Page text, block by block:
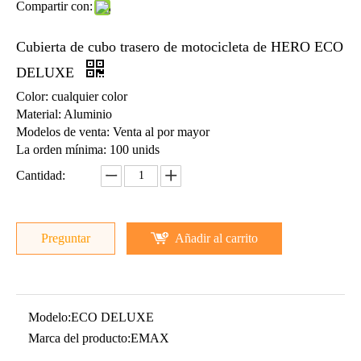
Carburador Motocicleta De HERO ECO DELUXE.
Compartir con:
Cubierta de cubo trasero de motocicleta de HERO ECO
DELUXE
Color: cualquier color
Material: Aluminio
Modelos de venta: Venta al por mayor
La orden mínima: 100 unids
Cantidad:
Preguntar Añadir al carrito
Modelo:ECO DELUXE
Marca del producto:EMAX